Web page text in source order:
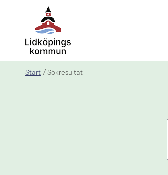
Start / Sökresultat
Sökförslagen
presenteras
under
sökrutan